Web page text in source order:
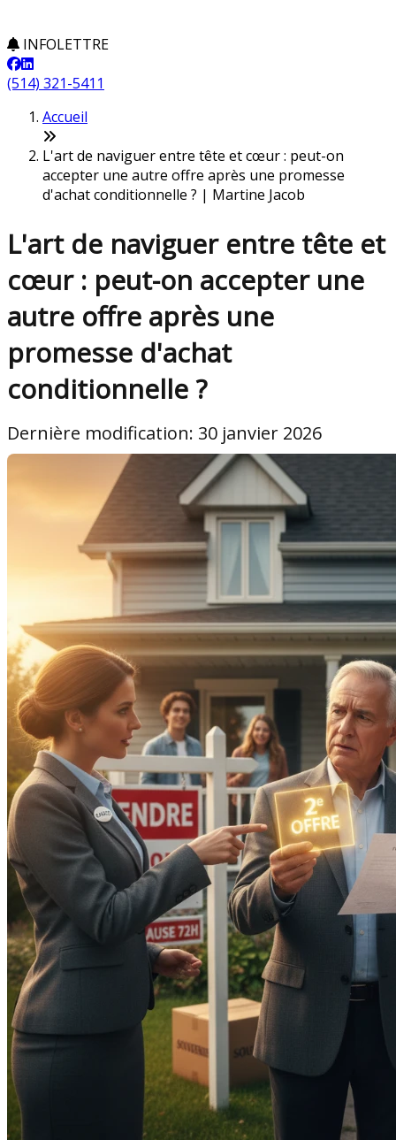
INFOLETTRE
(514) 321-5411
Accueil
L'art de naviguer entre tête et cœur : peut-on
accepter une autre offre après une promesse
d'achat conditionnelle ? | Martine Jacob
L'art de naviguer entre tête et
cœur : peut-on accepter une
autre offre après une
promesse d'achat
conditionnelle ?
Dernière modification: 30 janvier 2026